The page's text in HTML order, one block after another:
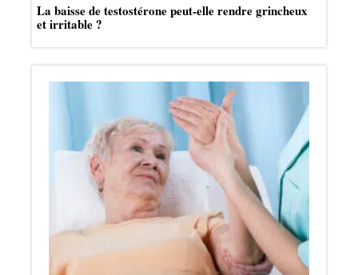
La baisse de testostérone peut-elle rendre grincheux
et irritable ?